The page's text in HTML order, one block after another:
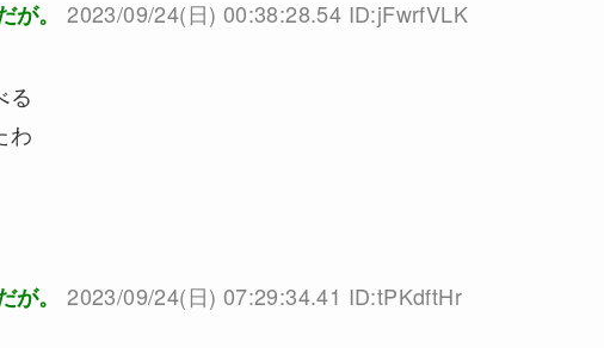
。 2023/09/24(日) 00:38:28.54 ID:jFwrfVLK
る
わ
。 2023/09/24(日) 07:29:34.41 ID:tPKdftHr